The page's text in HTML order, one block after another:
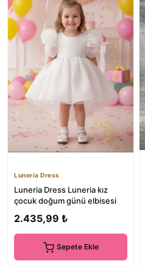
Luneria Dress
Luneria Dress Luneria kız
çocuk doğum günü elbisesi
2.435,99 ₺
Sepete Ekle